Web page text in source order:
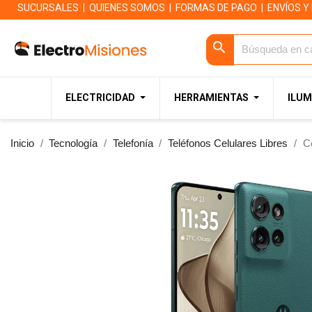
SUCURSALES QUIENES SOMOS FORMAS DE PAGO ENVÍOS
search
ELECTRICIDAD HERRAMIENTAS
Inicio Tecnología Telefonía Teléfonos Celulares Libres